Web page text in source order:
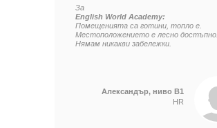
За
English World Academy:
Помещенията са готини, топло е.
Местоположението е лесно достъпно.
Нямам никакви забележки.
Александър, ниво B1
HR